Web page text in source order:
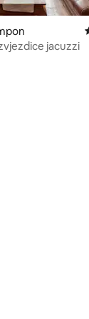
29
jacuzzi